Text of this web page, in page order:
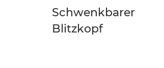
Schwenkbarer
Blitzkopf